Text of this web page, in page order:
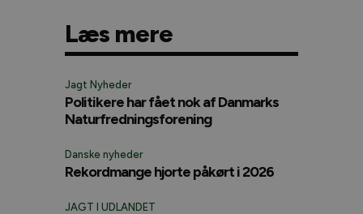
Læs mere
Jagt Nyheder
Politikere har fået nok af Danmarks
Naturfredningsforening
Danske nyheder
Rekordmange hjorte påkørt i 2026
JAGT I UDLANDET